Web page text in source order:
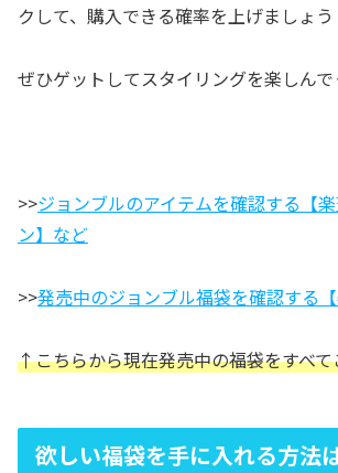
クして、購入できる確率を上げましょう
ぜひゲットしてスタイリングを楽しんで
>>ジョンブルのアイテムを確認する【
ン】など
>>発売中のジョンブル福袋を確認する【
↑こちらから現在発売中の福袋をすべ
欲しい福袋を手に入れる方法